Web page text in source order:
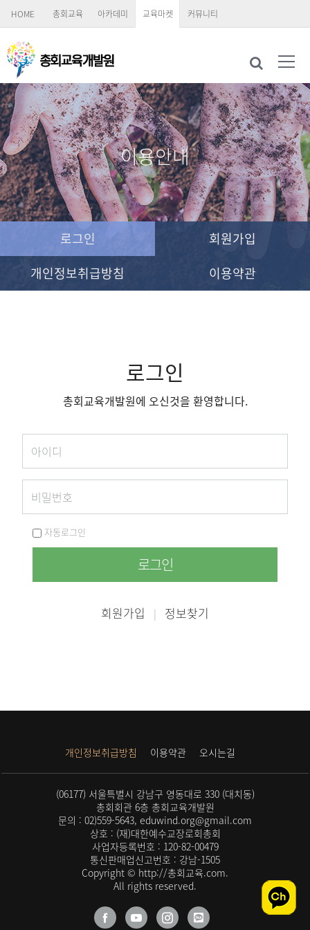
HOME 총회교육 아카데미 교육마켓 커뮤니티
이용안내
로그인
회원가입
개인정보취급방침
이용약관
로그인
총회교육개발원에 오신것을 환영합니다.
자동로그인
로그인
회원가입 | 정보찾기
개인정보취급방침 이용약관 오시는길
(06177) 서울특별시 강남구 영동대로 330 (대치동)
총회회관 6층 총회교육개발원
문의 : 02)559-5643, eduwind.org@gmail.com
상호 : (재)대한예수교장로회총회
사업자등록번호 : 120-82-00479
통신판매업신고번호 : 강남-1505
Copyright © http://총회교육.com.
All rights reserved.